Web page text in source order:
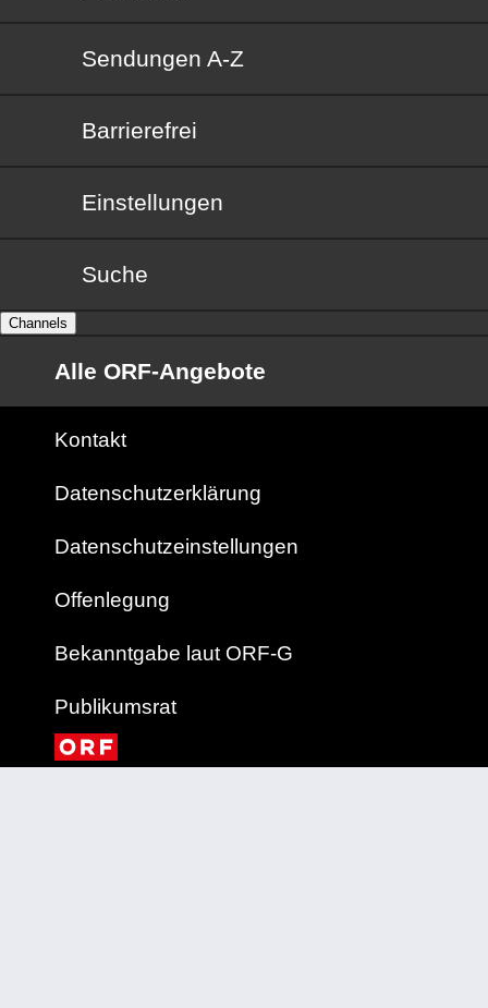
Sendungen von A bis Z
Sendungen A-Z
Barrierefrei
Barrierefrei
Einstellungen
Suche
Channels
Alle ORF-Angebote
Kontakt
Datenschutzerklärung
Datenschutzeinstellungen
Offenlegung
Bekanntgabe laut ORF-G
Publikumsrat